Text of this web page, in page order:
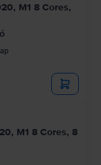
M1 8 Cores,
M1 8 Cores, 8